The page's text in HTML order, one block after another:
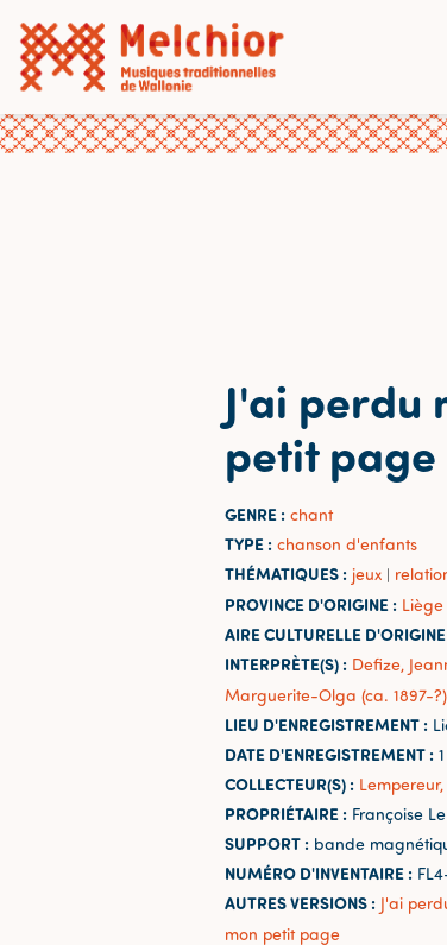
J'ai perdu
petit page
GENRE : chant
TYPE : chanson d'enfants
THÉMATIQUES : jeux |
PROVINCE D'ORIGINE : Liège
AIRE CULTURELLE
INTERPRÈTE(S) : Defize,
Marguerite-Olga (ca. 1897-?)
LIEU D'ENREGISTREMENT :
DATE D'ENREGISTREMENT :
COLLECTEUR(S) :
PROPRIÉTAIRE : Françoise
SUPPORT : bande
NUMÉRO D'INVENTAIRE :
AUTRES VERSIONS : J'ai
mon petit page